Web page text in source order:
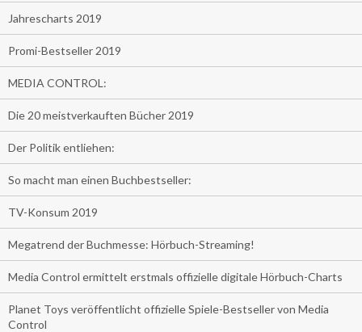
Jahrescharts 2019
Promi-Bestseller 2019
MEDIA CONTROL:
Die 20 meistverkauften Bücher 2019
Der Politik entliehen:
So macht man einen Buchbestseller:
TV-Konsum 2019
Megatrend der Buchmesse: Hörbuch-Streaming!
Media Control ermittelt erstmals offizielle digitale Hörbuch-Charts
Planet Toys veröffentlicht offizielle Spiele-Bestseller von Media
Control